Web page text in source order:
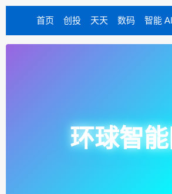
首页 创投 天天 数码 智能 AI
环球智能